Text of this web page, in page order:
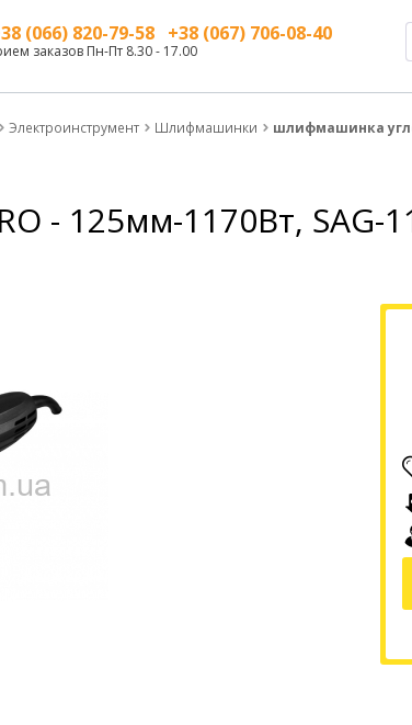
(066) 820-79-58 +38 (067) 706-08-40
заказов Пн-Пт 8.30 - 17.00
Электроинструмент Шлифмашинки шлифмашинка
- 125мм-1170Вт, SAG-